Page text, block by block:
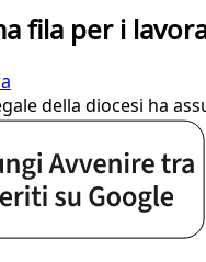
fila per i
della diocesi ha